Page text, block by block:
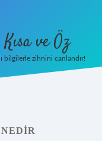
Kısa ve Öz
bilgilerle zihnini canlandır!